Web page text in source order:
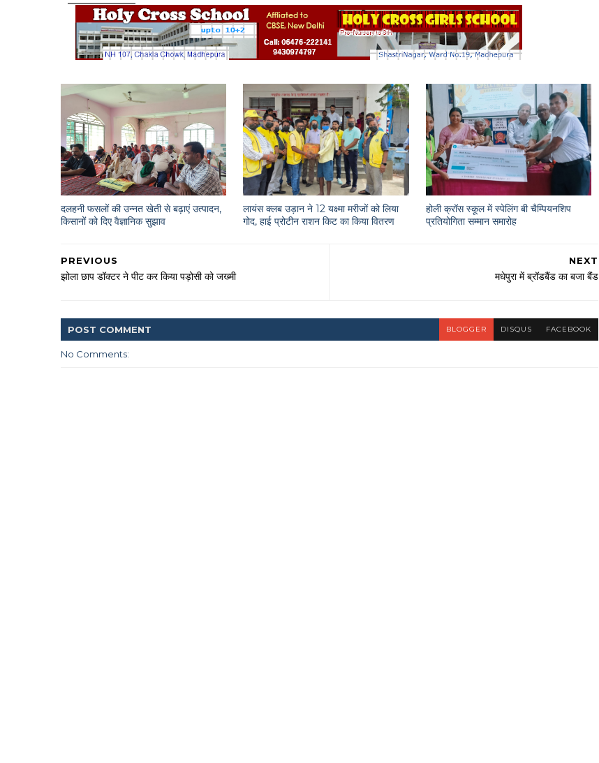
दलहनी फसलों की उन्नत खेती से बढ़ाएं उत्पादन,
किसानों को दिए वैज्ञानिक सुझाव
लायंस क्लब उड़ान ने 12 यक्ष्मा मरीजों को लिया
गोद, हाई प्रोटीन राशन किट का किया वितरण
होली क्रॉस स्कूल में स्पेलिंग बी चैम्पियनशिप
प्रतियोगिता सम्मान समारोह
NEXT
मधेपुरा में ब्रॉडबैंड का बजा बैंड
PREVIOUS
झोला छाप डॉक्टर ने पीट कर किया पड़ोसी को जख्मी
POST COMMENT BLOGGER DISQUS FACEBOOK
No Comments: